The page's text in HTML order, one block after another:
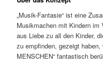
„Musik-Fantasie“ ist eine
Musikmachen mit Kindern
aus Liebe zu all den Kinder,
zu empfinden, gezeigt
MENSCHEN“ fantastisch